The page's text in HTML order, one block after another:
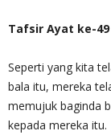
Tafsir Ayat ke-49
Seperti yang kita
bala itu, mereka
memujuk baginda
kepada mereka itu.